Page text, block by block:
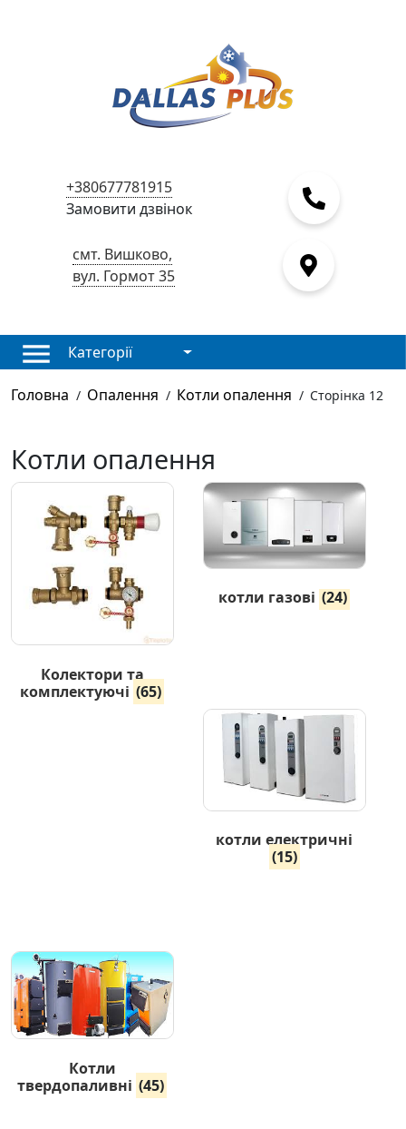
+380677781915
Замовити дзвінок
смт. Вишково,
вул. Гормот 35
Категорії
Головна / Опалення / Котли опалення / Сторінка 12
Котли опалення
Колектори та
комплектуючі (65)
котли газові (24)
котли електричні
(15)
Котли
твердопаливні (45)